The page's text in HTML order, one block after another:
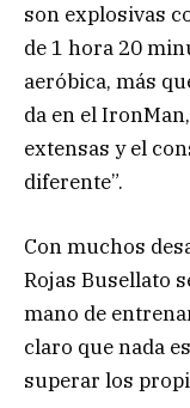
son explosivas
de 1 hora 20
aeróbica, más
da en el
extensas y el
diferente”.
Con muchos
Rojas Busellato
mano de
claro que nada
superar los